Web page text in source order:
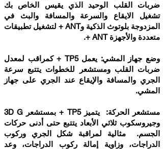
ضربات القلب الوحيد الذي يقيس الخاص بك
تشغيل الايقاع والسرعة والمسافة والبث في
المزدوجة بلوتوث الذكية وANT + لتشغيل تطبيقات
متعددة والأجهزة ANT +.
وضع جهاز المشي: يعمل TP5 + كمراقب لمعدل
ضربات القلب ومستشعر للخطوات يتتبع سرعة
الجري والمسافة والإيقاع عند الجري على جهاز
المشي.
مستشعر الحركة: يتميز TP5 + بمستشعر 3D G
وجيروسكوب ثلاثي الأبعاد يتتبع حتى أدنى حركات
الجسم. مثالية لمراقبة شكل الجري وركوب
الدراجات، وزاوية إمالة ركوب الدراجات، وعد